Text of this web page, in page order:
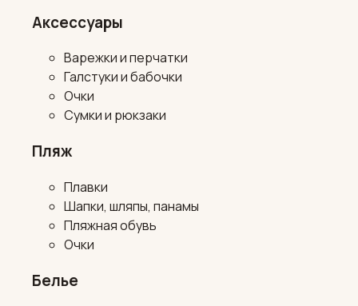
Аксессуары
Варежки и перчатки
Галстуки и бабочки
Очки
Сумки и рюкзаки
Пляж
Плавки
Шапки, шляпы, панамы
Пляжная обувь
Очки
Белье